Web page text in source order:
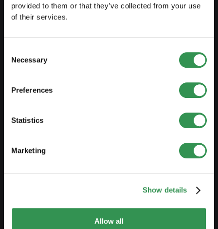
provided to them or that they’ve collected from your use
of their services.
Selection
Necessary
Preferences
Statistics
Marketing
Show details
Allow all
Guida al lavoro indipendente
Prelievo anticipato LPP
Corsi gratuiti